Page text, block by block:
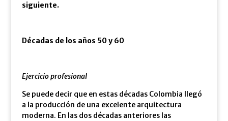
siguiente.
Décadas de los años 50 y 60
Ejercicio profesional
Se puede decir que en estas décadas Colombia llegó
a la producción de una excelente arquitectura
moderna. En las dos décadas anteriores las